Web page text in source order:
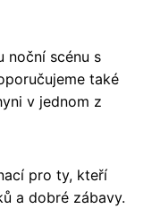
noční scénu s
také
v jednom z
pro ty, kteří
a dobré zábavy.